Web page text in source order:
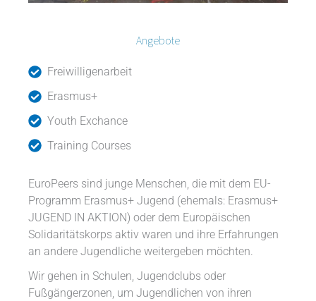
Angebote
Freiwilligenarbeit
Erasmus+
Youth Exchance
Training Courses
EuroPeers sind junge Menschen, die mit dem EU-
Programm Erasmus+ Jugend (ehemals: Erasmus+
JUGEND IN AKTION) oder dem Europäischen
Solidaritätskorps aktiv waren und ihre Erfahrungen
an andere Jugendliche weitergeben möchten.
Wir gehen in Schulen, Jugendclubs oder
Fußgängerzonen, um Jugendlichen von ihren